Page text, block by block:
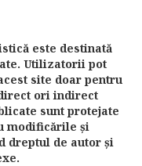
este destinată
Utilizatorii pot
site doar pentru
ori indirect
sunt protejate
modificările şi
dreptul de autor şi